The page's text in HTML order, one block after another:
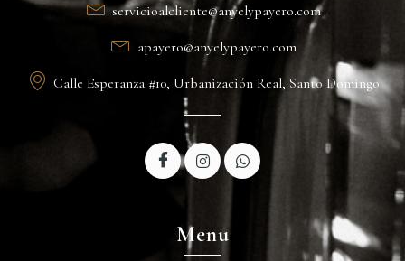
servicioalcliente@anyelypayero.com
apayero@anyelypayero.com
Calle Esperanza #10, Urbanización Real, Santo Domingo
Menu